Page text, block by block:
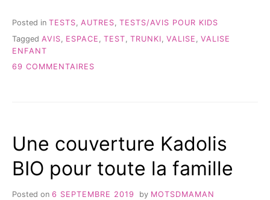
SPACIAL
TRUNKI! »
Posted in TESTS, AUTRES, TESTS/AVIS POUR KIDS
Tagged AVIS ESPACE TEST TRUNKI VALISE
VALISE
ENFANT
69 COMMENTAIRES
TRUNKI!
Une couverture Kadolis
BIO pour toute la famille
Posted on 6 SEPTEMBRE 2019 by MOTSDMAMAN